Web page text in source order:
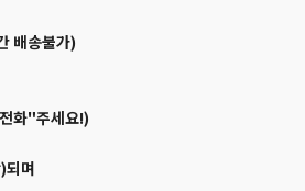
배송불가)
화"주세요!)
되며